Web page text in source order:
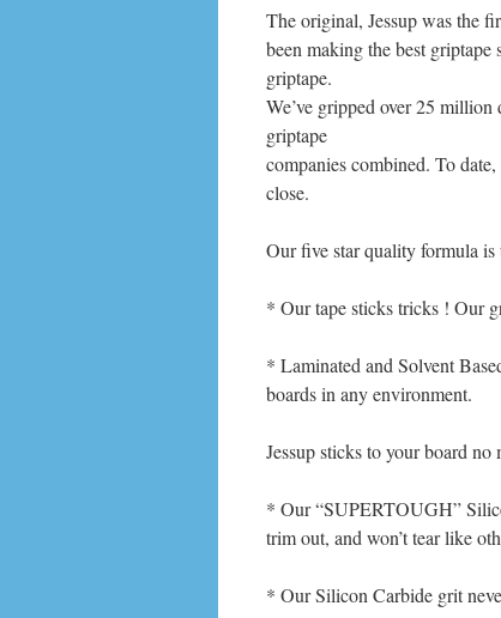
The original, Jessup was the
been making the best griptape
griptape.
We’ve gripped over 25 million
griptape
companies combined. To
close.
Our five star quality formula is
* Our tape sticks tricks ! Our
* Laminated and Solvent
boards in any environment.
Jessup sticks to your board no
* Our “SUPERTOUGH”
trim out, and won’t tear like
* Our Silicon Carbide grit